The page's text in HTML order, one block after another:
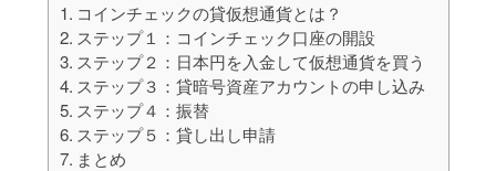
コインチェックの貸仮想通貨とは？
ステップ１：コインチェック口座の開設
ステップ２：日本円を入金して仮想通貨を買う
ステップ３：貸暗号資産アカウントの申し込み
ステップ４：振替
ステップ５：貸し出し申請
まとめ